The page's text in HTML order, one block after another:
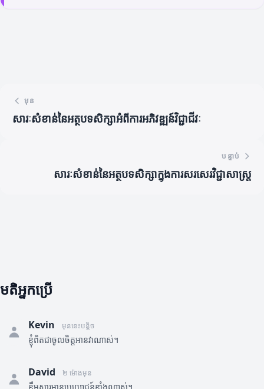
មុន
សារៈសំខាន់នៃអត្ថបទសិក្សាអំពីការអភិវឌ្ឍន៍វិជ្ជាជីវៈ
បន្ទាប់
សារៈសំខាន់នៃអត្ថបទសិក្សា​ក្នុង​ការសរសេរ​វិជ្ជាសាស្ត្រ
មតិអ្នកប្រើ
Kevin មុននេះបន្តិច
ខ្ញុំពិតជាចូលចិត្តអានវាណាស់។
David ២ ម៉ោងមុន